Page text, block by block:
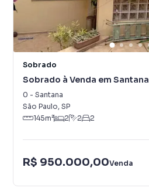
Sobrado
Sobrado à Venda em Santana
0 - Santana
São Paulo, SP
145m² 2 2 2
R$ 950.000,00Venda